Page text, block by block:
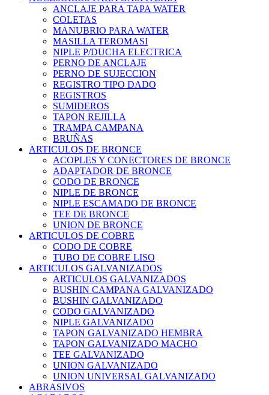
ANCLAJE PARA TAPA WATER
COLETAS
MANUBRIO PARA WATER
MASILLA TEROMASI
NIPLE P/DUCHA ELECTRICA
PERNO DE ANCLAJE
PERNO DE SUJECCION
REGISTRO TIPO DADO
REGISTROS
SUMIDEROS
TAPON REJILLA
TRAMPA CAMPANA
BRUÑAS
ARTICULOS DE BRONCE
ACOPLES Y CONECTORES DE BRONCE
ADAPTADOR DE BRONCE
CODO DE BRONCE
NIPLE DE BRONCE
NIPLE ESCAMADO DE BRONCE
TEE DE BRONCE
UNION DE BRONCE
ARTICULOS DE COBRE
CODO DE COBRE
TUBO DE COBRE LISO
ARTICULOS GALVANIZADOS
ARTICULOS GALVANIZADOS
BUSHIN CAMPANA GALVANIZADO
BUSHIN GALVANIZADO
CODO GALVANIZADO
NIPLE GALVANIZADO
TAPON GALVANIZADO HEMBRA
TAPON GALVANIZADO MACHO
TEE GALVANIZADO
UNION GALVANIZADO
UNION UNIVERSAL GALVANIZADO
ABRASIVOS